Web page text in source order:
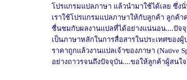
โปรแกรมแปลภาษา แล้วนำมาใช้ได้เลย ซึ่ง
เราใช้โปรแกรมแปลภาษาให้กับลูกค้า ลูกค้า
ชื่นชมกับผลงานแปลที่ได้อย่างแน่นอน....ปัจ
เป็นภาษาหลักในการสื่อสารในประเทศของผู้
ราคาถูกแล้วงานแปลเจ้าของภาษา (Native
อย่างถาวรจนถึงปัจจุบัน....ขอให้ลูกค้าผู้สนใ